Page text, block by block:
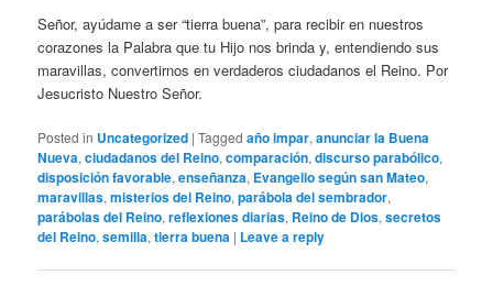
Señor, ayúdame a ser “tierra buena”, para recibir en nuestros
corazones la Palabra que tu Hijo nos brinda y, entendiendo sus
maravillas, convertirnos en verdaderos ciudadanos el Reino. Por
Jesucristo Nuestro Señor.
Posted in Uncategorized |Tagged año impar,anunciar la Buena
Nueva,ciudadanos del Reino,comparación,discurso parabólico,
disposición favorable,enseñanza, Evangelio según san Mateo,
maravillas,misterios del Reino,parábola del sembrador,
parábolas del Reino,reflexiones diarias, Reino de Dios,secretos
del Reino,semilla,tierra buena | Leave a reply